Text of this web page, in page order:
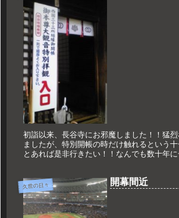
初詣以来、長谷寺にお邪魔しました！！猛
ましたが、特別開帳の時だけ触れるという
とあれば是非行きたい！！なんでも数十年
久世の日々 開幕間近